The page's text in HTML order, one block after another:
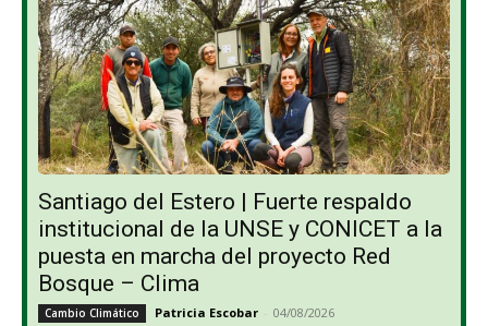
Santiago del Estero | Fuerte respaldo
institucional de la UNSE y CONICET a la
puesta en marcha del proyecto Red
Bosque – Clima
Cambio Climático Patricia Escobar - 04/08/2026